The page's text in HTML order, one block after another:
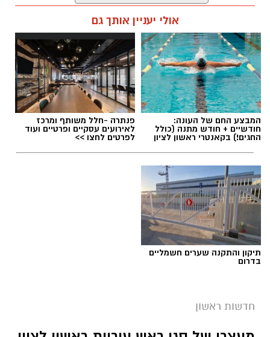
תגים:משרד הבריאות, חומרים מסוכנים
מרכז
ההחלקות
צילומים: משרד הבריאות
אולי יעניין אותך גם
המבצע החם של העונה:
חודשיים + חודש מתנה (כולל
החגים!) בקאנטרי ראשון לציון
פנתרה -חלל משותף ומרכז
לאירועים עסקיים ופרטיים ועוד
לפרטים לחצו >>
תיקון והתקנה שערים חשמליים
בדרום
חדשות ראשון